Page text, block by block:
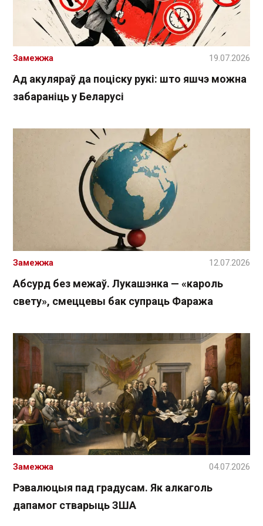
Ад акуляраў да поціску рукі: што яшчэ можна
забараніць у Беларусі
Замежжа 19.07.2026
Абсурд без межаў. Лукашэнка — «кароль
свету», смеццевы бак супраць Фаража
Замежжа 12.07.2026
Рэвалюцыя пад градусам. Як алкаголь
дапамог стварыць ЗША
Замежжа 04.07.2026